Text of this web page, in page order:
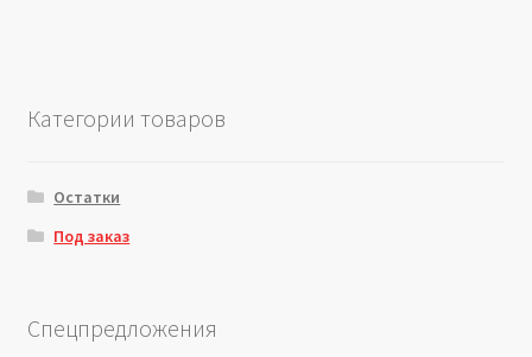
Категории товаров
Остатки
Под заказ
Спецпредложения